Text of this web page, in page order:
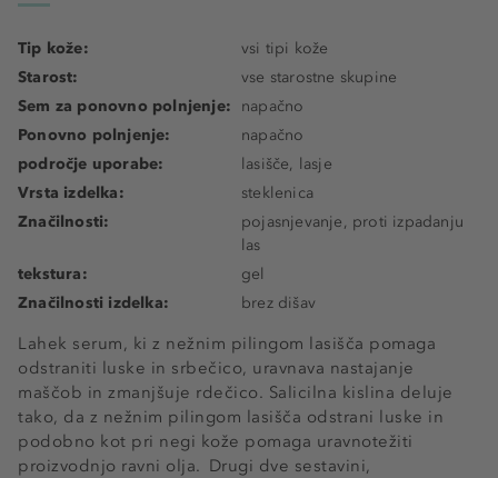
Lahek serum, ki z nežnim pilingom lasišča pomaga
odstraniti luske in srbečico, uravnava nastajanje
maščob in zmanjšuje rdečico. Salicilna kislina deluje
tako, da z nežnim pilingom lasišča odstrani luske in
podobno kot pri negi kože pomaga uravnotežiti
proizvodnjo ravni olja. Drugi dve sestavini,
Tip kože:
vsi tipi kože
Starost:
vse starostne skupine
Sem za ponovno polnjenje:
napačno
Ponovno polnjenje:
napačno
področje uporabe:
lasišče, lasje
Vrsta izdelka:
steklenica
Značilnosti:
pojasnjevanje, proti izpadanju
las
tekstura:
gel
Značilnosti izdelka:
brez dišav